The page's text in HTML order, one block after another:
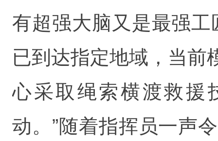
有超强大脑又是最强
已到达指定地域，当前
心采取绳索横渡救援
动。”随着指挥员一声